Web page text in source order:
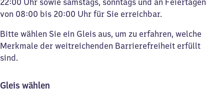
22:00 Uhr sowie samstags, sonntags und an Feiertagen
von 08:00 bis 20:00 Uhr für Sie erreichbar.
Bitte wählen Sie ein Gleis aus, um zu erfahren, welche
Merkmale der weitreichenden Barrierefreiheit erfüllt
sind.
Gleis wählen